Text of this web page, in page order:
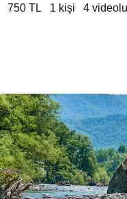
750 TL 1 kişi 4